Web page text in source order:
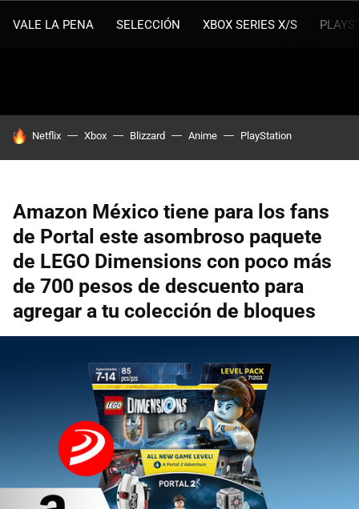
VALE LA PENA SELECCIÓN XBOX SERIES X/S
HOY SE HABLA DE
Netflix Xbox Blizzard Anime PlayStation
Amazon México tiene para los fans
de Portal este asombroso paquete
de LEGO Dimensions con poco más
de 700 pesos de descuento para
agregar a tu colección de bloques